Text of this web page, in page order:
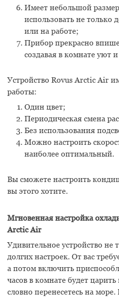
Имеет небольшой
использовать не только
или на работе;
Прибор прекрасно
создавая в комнате уют
Устройство Rovus Arctic Air
работы:
Один цвет;
Периодическая смена
Без использования
Можно настроить
наиболее оптимальный.
Вы сможете настроить
вы этого хотите.
Мгновенная настройка
Arctic Air
Удивительное устройство не
долгих настроек. От вас
а потом включить
часов в комнате будет
словно перенесетесь на